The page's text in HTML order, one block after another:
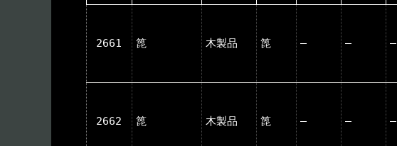
2661 箆 木製品 箆 ― ― ―
2662 箆 木製品 箆 ― ― ―